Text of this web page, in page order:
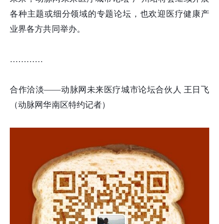
各种主题或细分领域的专题论坛，也欢迎医疗健康产
业界各方共同举办。
…………
合作洽淡——动脉网未来医疗城市论坛合伙人 王日飞
（动脉网华南区特约记者）